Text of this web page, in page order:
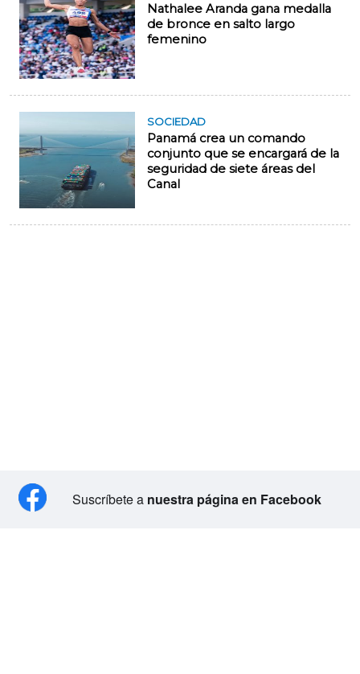
Nathalee Aranda gana medalla
de bronce en salto largo
femenino
SOCIEDAD
Panamá crea un comando
conjunto que se encargará de la
seguridad de siete áreas del
Canal
Suscríbete a nuestra página en Facebook